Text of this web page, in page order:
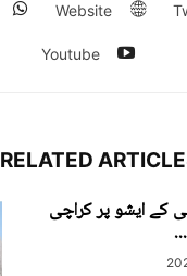
Website
Youtube
RELATED
کے ایشو پر کراچی